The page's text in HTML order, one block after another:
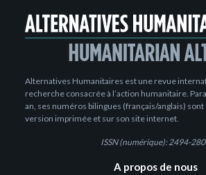
Alternatives Humanitaires est une revue
recherche consacrée à l’action humanitaire.
an, ses numéros bilingues (français/anglais) sont
version imprimée et sur son site internet.
ISSN (numérique): 2494-
A propos de nous